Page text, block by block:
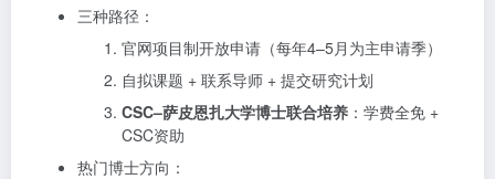
三种路径：
官网项目制开放申请（每年4–5月为主申请季）
自拟课题 + 联系导师 + 提交研究计划
CSC–萨皮恩扎大学博士联合培养 ：学费全免 +
CSC资助
热门博士方向：